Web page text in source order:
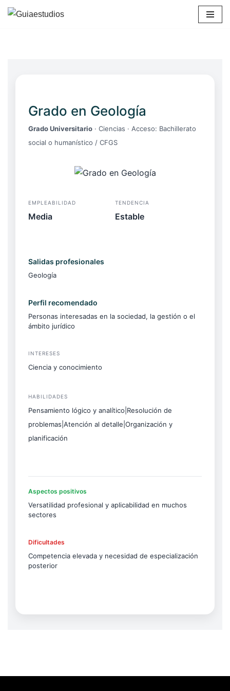
Grado en Geología
Grado Universitario · Ciencias · Acceso: Bachillerato
social o humanístico / CFGS
EMPLEABILIDAD
Media
TENDENCIA
Estable
Salidas profesionales
Geología
Perfil recomendado
Personas interesadas en la sociedad, la gestión o el
ámbito jurídico
INTERESES
Ciencia y conocimiento
HABILIDADES
Pensamiento lógico y analítico|Resolución de
problemas|Atención al detalle|Organización y
planificación
Aspectos positivos
Versatilidad profesional y aplicabilidad en muchos
sectores
Dificultades
Competencia elevada y necesidad de especialización
posterior